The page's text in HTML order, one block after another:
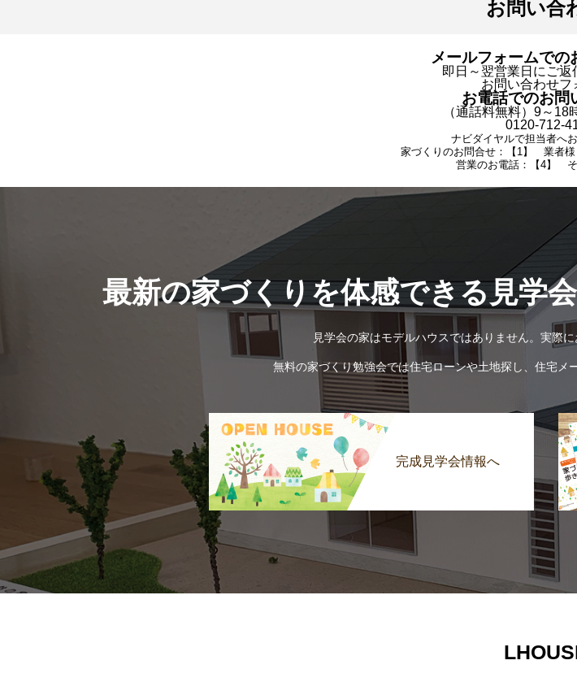
お問い合
メールフォームでの
即日～翌営業日にご返
お問い合わせフ
お電話でのお問
（通話料無料）9～18
0120-712-
ナビダイヤルで担当者へお
家づくりのお問合せ：【1】 業者
営業のお電話：【4】 そ
最新の家づくりを体感できる見学
見学会の家はモデルハウスではありません。実際
無料の家づくり勉強会では住宅ローンや土地探し、住宅メ
完成見学会情報へ